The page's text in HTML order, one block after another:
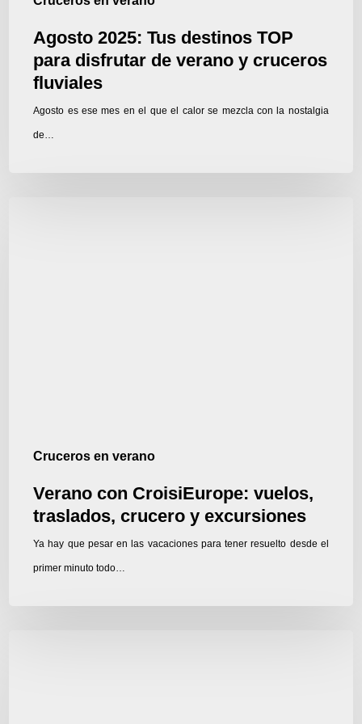
Agosto 2025: Tus destinos TOP
para disfrutar de verano y cruceros
fluviales
Agosto es ese mes en el que el calor se mezcla con la nostalgia
de…
Cruceros en verano
Verano con CroisiEurope: vuelos,
traslados, crucero y excursiones
Ya hay que pesar en las vacaciones para tener resuelto desde el
primer minuto todo…